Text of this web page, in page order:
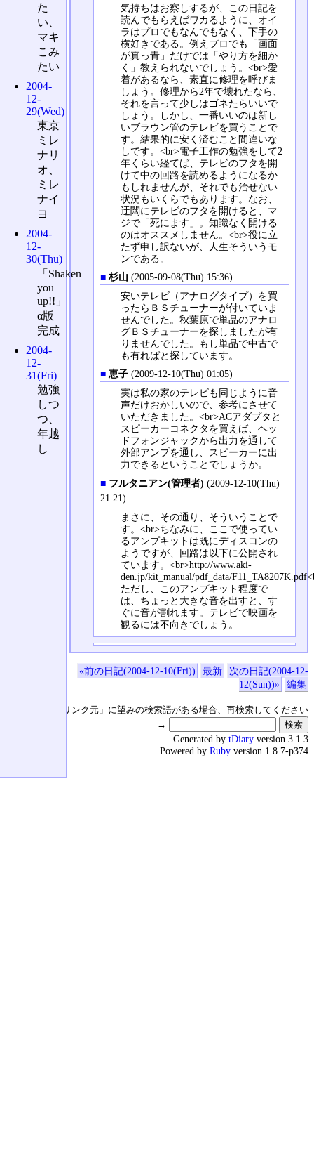
気持ちはお察しするが、この日記を
読んでもらえばワカるように、オイ
ラはプロでもなんでもなく、下手の
横好きである。例えプロでも「画面
が真っ青」だけでは「やり方を細か
く」教えられないでしょう。<br>愛
着があるなら、素直に修理を呼びま
しょう。修理から2年で壊れたなら、
それを言って少しはゴネたらいいで
しょう。しかし、一番いいのは新し
いブラウン管のテレビを買うことで
す。結果的に安く済むこと間違いな
しです。<br>電子工作の勉強をして2
年くらい経てば、テレビのフタを開
けて中の回路を読めるようになるか
もしれませんが、それでも治せない
状況もいくらでもあります。なお、
迂闊にテレビのフタを開けると、マ
ジで「死にます」。知識なく開ける
のはオススメしません。<br>役に立
たず申し訳ないが、人生そういうモ
ンである。
■ 杉山 (2005-09-08(Thu) 15:36)
安いテレビ（アナログタイプ）を買
ったらＢＳチューナーが付いていま
せんでした。秋葉原で単品のアナロ
グＢＳチューナーを探しましたが有
りませんでした。もし単品で中古で
も有ればと探しています。
■ 恵子 (2009-12-10(Thu) 01:05)
実は私の家のテレビも同じように音
声だけおかしいので、参考にさせて
いただきました。<br>ACアダプタと
スピーカーコネクタを買えば、ヘッ
ドフォンジャックから出力を通して
外部アンプを通し、スピーカーに出
力できるということでしょうか。
■ フルタニアン(管理者) (2009-12-10(Thu)
21:21)
まさに、その通り、そういうことで
す。<br>ちなみに、ここで使ってい
るアンプキットは既にディスコンの
ようですが、回路は以下に公開され
ています。<br>http://www.aki-
den.jp/kit_manual/pdf_data/
ただし、このアンプキット程度で
は、ちょっと大きな音を出すと、す
ぐに音が割れます。テレビで映画を
観るには不向きでしょう。
«前の日記(2004-12-10(Fri)) 最新
次の日記(2004-12-
12(Sun))»
編集
↑の「本日のリンク元」に望みの検索語がある場合、再検索してください
→
た
い、
マキ
こみ
たい
2004-
12-
29(Wed)
東京
ミレ
ナリ
オ、
ミレ
ナイ
ヨ
2004-
12-
30(Thu)
「Shaken
you
up!!」
α版
完成
2004-
12-
31(Fri)
勉強
しつ
つ、
年越
し
Generated by tDiary version 3.1.3
Powered by Ruby version 1.8.7-p374